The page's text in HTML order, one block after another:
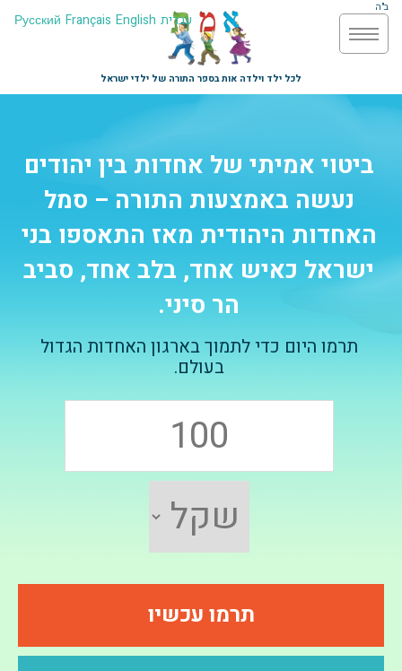
ב"ה
לכל ילד וילדה אות בספר התורה של ילדי ישראל
עברית English
Français
Русский
ביטוי אמיתי של אחדות בין יהודים
נעשה באמצעות התורה – סמל
האחדות היהודית מאז התאספו בני
ישראל כאיש אחד, בלב אחד, סביב
הר סיני.
תרמו היום כדי לתמוך בארגון האחדות הגדול
בעולם.
תרמו עכשיו